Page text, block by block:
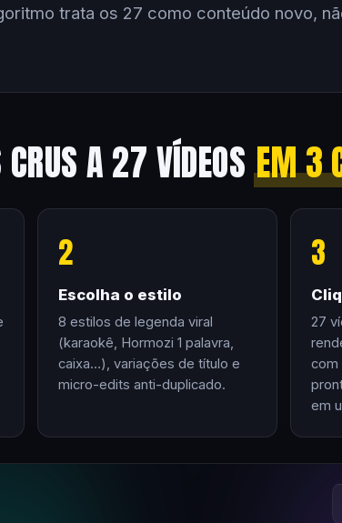
trata os 27 como conteúdo novo,
CRUS A 27 VÍDEOSEM 3
2
Escolha o estilo
8 estilos de legenda viral
(karaokê, Hormozi 1 palavra,
caixa…), variações de título e
micro-edits anti-duplicado.
3
27
com
em